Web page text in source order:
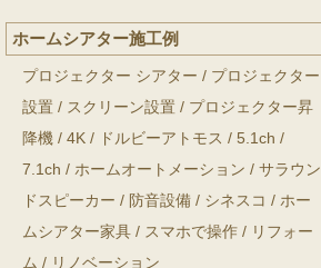
ホームシアター施工例
プロジェクター シアター / プロジェクター
設置 / スクリーン設置 / プロジェクター昇
降機 / 4K / ドルビーアトモス / 5.1ch /
7.1ch / ホームオートメーション / サラウン
ドスピーカー / 防音設備 / シネスコ / ホー
ムシアター家具 / スマホで操作 / リフォー
ム / リノベーション